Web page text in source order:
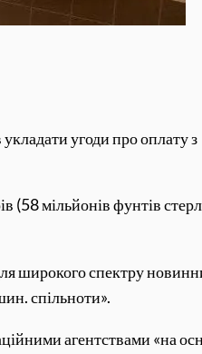
угоди про оплату з
(58 мільйонів фунтів
широкого спектру
спільноти».
агентствами «на